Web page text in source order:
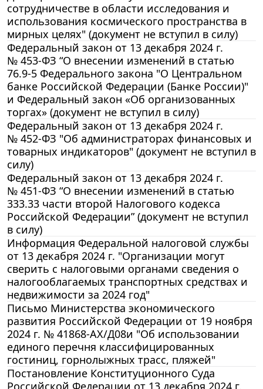
сотрудничестве в области исследования и
использования космического пространства в
мирных целях" (документ не вступил в силу)
Федеральный закон от 13 декабря 2024 г.
№ 453-ФЗ “О внесении изменений в статью
76.9-5 Федерального закона "О Центральном
банке Российской Федерации (Банке России)"
и Федеральный закон «Об организованных
торгах» (документ не вступил в силу)
Федеральный закон от 13 декабря 2024 г.
№ 452-ФЗ "Об администраторах финансовых и
товарных индикаторов" (документ не вступил в
силу)
Федеральный закон от 13 декабря 2024 г.
№ 451-ФЗ “О внесении изменений в статью
333.33 части второй Налогового кодекса
Российской Федерации” (документ не вступил
в силу)
Информация Федеральной налоговой службы
от 13 декабря 2024 г. "Организации могут
сверить с налоговыми органами сведения о
налогооблагаемых транспортных средствах и
недвижимости за 2024 год"
Письмо Министерства экономического
развития Российской Федерации от 19 ноября
2024 г. № 41868-АХ/Д08и "Об использовании
единого перечня классифицированных
гостиниц, горнолыжных трасс, пляжей"
Постановление Конституционного Суда
Российской Федерации от 13 декабря 2024 г.